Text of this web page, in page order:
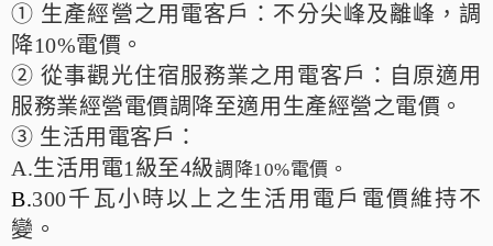
① 生產經營之用電客戶：不分尖峰及離峰，調
降10%電價。
②從事觀光住宿服務業之用電客戶：自原適用
服務業經營電價調降至適用生產經營之電價。
③ 生活用電客戶：
A.生活用電1級至4級調降10%電價。
B.300千瓦小時以上之生活用電戶電價維持不
變。